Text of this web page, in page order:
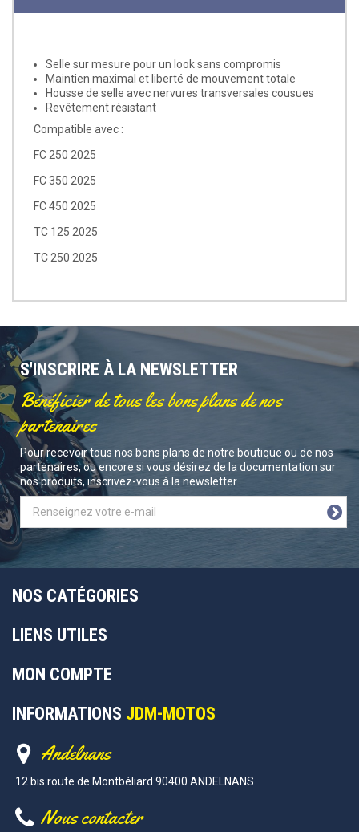
Selle sur mesure pour un look sans compromis
Maintien maximal et liberté de mouvement totale
Housse de selle avec nervures transversales cousues
Revêtement résistant
Compatible avec :
FC 250 2025
FC 350 2025
FC 450 2025
TC 125 2025
TC 250 2025
S'INSCRIRE À LA NEWSLETTER
Bénéficier de tous les bons plans de nos
partenaires
Pour recevoir tous nos bons plans de notre boutique ou de nos
partenaires, ou encore si vous désirez de la documentation sur
nos produits, inscrivez-vous à la newsletter.
NOS CATÉGORIES
LIENS UTILES
MON COMPTE
INFORMATIONS JDM-MOTOS
Andelnans
12 bis route de Montbéliard 90400 ANDELNANS
Nous contacter